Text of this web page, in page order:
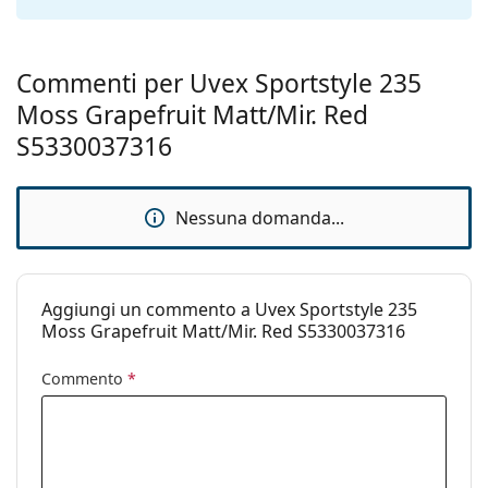
Cerniere a
molla:
No
Accessori
Sesso:
Categorie:
Occhiali da sole
Marca:
Commenti per Uvex Sportstyle 235
Moss Grapefruit Matt/Mir. Red
S5330037316
Nessuna domanda...
Aggiungi un commento a Uvex Sportstyle 235
Moss Grapefruit Matt/Mir. Red S5330037316
Commento *